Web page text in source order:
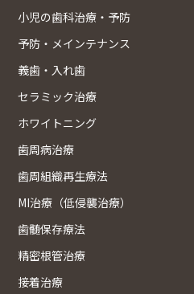
小児の歯科治療・予防
予防・メインテナンス
義歯・入れ歯
セラミック治療
ホワイトニング
歯周病治療
歯周組織再生療法
MI治療（低侵襲治療）
歯髄保存療法
精密根管治療
接着治療